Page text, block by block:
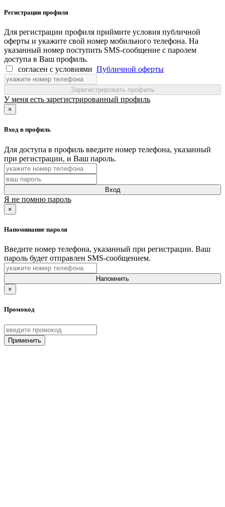
Регистрация профиля
Для регистрации профиля приймите условия публичной
оферты и укажите свой номер мобильного телефона. На
указанный номер поступить SMS-сообщение с паролем
доступа в Ваш профиль.
согласен с условиями Публичной оферты
Зарегистрировать профиль
У меня есть зарегистрированный профиль
×
Вход в профиль
Для доступа в профиль введите номер телефона, указанный
при регистрации, и Ваш пароль.
Вход
Я не помню пароль
×
Напоминание пароля
Введите номер телефона, указанный при регистрации. Ваш
пароль будет отправлен SMS-сообщением.
Напомнить
×
Промокод
Применить